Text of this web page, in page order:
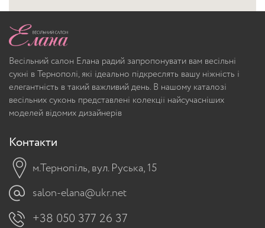
Весільний салон Елана радий запропонувати вам весільні
сукні в Тернополі, які ідеально підкреслять вашу ніжність і
елегантність в такий важливий день. В нашому каталозі
весільних суконь представлені колекції найсучасніших
моделей відомих дизайнерів
Контакти
м.Тернопіль, вул. Руська, 15
salon-elana@ukr.net
+38 050 377 26 37